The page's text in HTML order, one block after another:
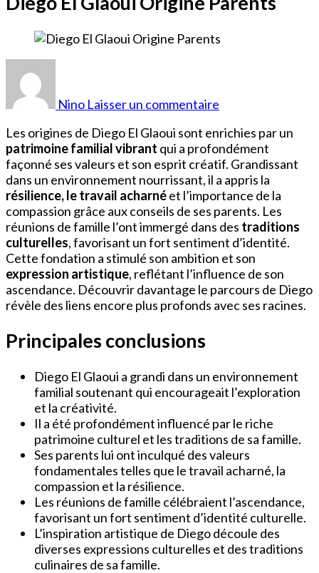
Nino Laisser un commentaire
Glaoui
Origine
Parents
Les origines de Diego El Glaoui sont enrichies par un
patrimoine familial vibrant qui a profondément
façonné ses valeurs et son esprit créatif. Grandissant
dans un environnement nourrissant, il a appris la
résilience, le travail acharnéet l’importance de la
compassion grâce aux conseils de ses parents. Les
réunions de famille l’ont immergé dans des traditions
culturelles, favorisant un fort sentiment d’identité.
Cette fondation a stimulé son ambition et son
expression artistique, reflétant l’influence de son
ascendance. Découvrir davantage le parcours de Diego
révèle des liens encore plus profonds avec ses racines.
Principales conclusions
Diego El Glaoui a grandi dans un environnement
familial soutenant qui encourageait l’exploration
et la créativité.
Il a été profondément influencé par le riche
patrimoine culturel et les traditions de sa famille.
Ses parents lui ont inculqué des valeurs
fondamentales telles que le travail acharné, la
compassion et la résilience.
Les réunions de famille célébraient l’ascendance,
favorisant un fort sentiment d’identité culturelle.
L’inspiration artistique de Diego découle des
diverses expressions culturelles et des traditions
culinaires de sa famille.